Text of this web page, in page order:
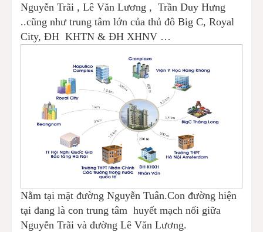
Nguyễn Trãi , Lê Văn Lương , Trần Duy Hưng
..cũng như trung tâm lớn của thủ đô Big C, Royal
City, ĐH KHTN & ĐH XHNV …
Nằm tại mặt đường Nguyễn Tuân.Con đường hiện
tại đang là con trung tâm huyết mạch nối giữa
Nguyễn Trãi và đường Lê Văn Lương.